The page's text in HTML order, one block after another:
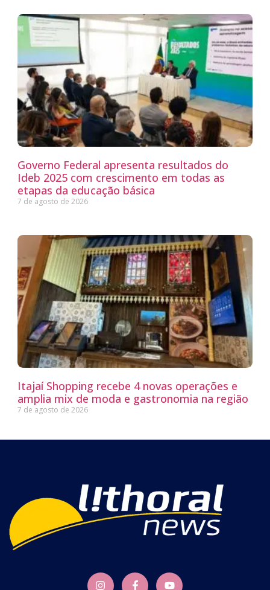
Governo Federal apresenta resultados do
Ideb 2025 com crescimento em todas as
etapas da educação básica
7 de agosto de 2026
Itajaí Shopping recebe 4 novas operações e
amplia mix de moda e gastronomia na região
7 de agosto de 2026